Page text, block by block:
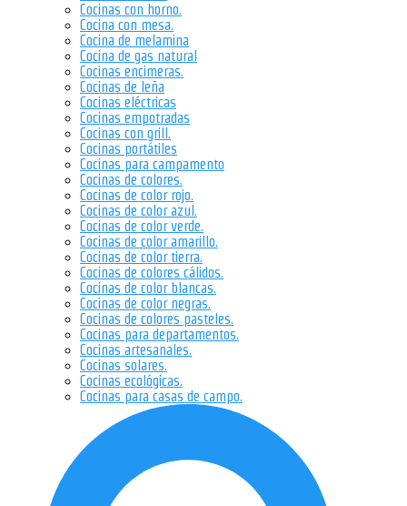
Cocinas con horno.
Cocina con mesa.
Cocina de melamina
Cocina de gas natural
Cocinas encimeras.
Cocinas de leña
Cocinas eléctricas
Cocinas empotradas
Cocinas con grill.
Cocinas portátiles
Cocinas para campamento
Cocinas de colores.
Cocinas de color rojo.
Cocinas de color azul.
Cocinas de color verde.
Cocinas de color amarillo.
Cocinas de color tierra.
Cocinas de colores cálidos.
Cocinas de color blancas.
Cocinas de color negras.
Cocinas de colores pasteles.
Cocinas para departamentos.
Cocinas artesanales.
Cocinas solares.
Cocinas ecológicas.
Cocinas para casas de campo.